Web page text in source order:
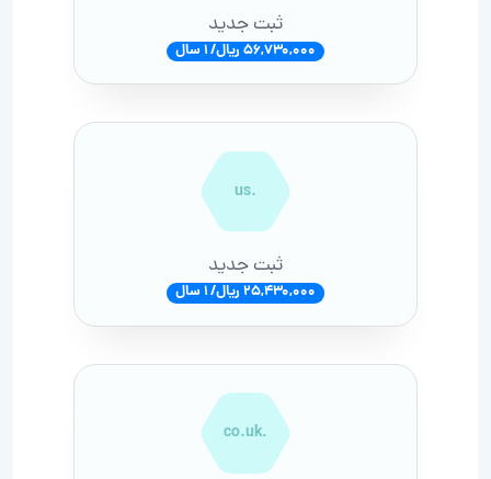
ثبت جدید
56,730,000 ریال/ 1 سال
.us
ثبت جدید
25,430,000 ریال/ 1 سال
.co.uk